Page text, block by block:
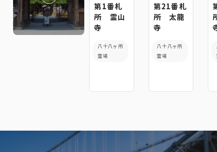
第1番札
所 霊山
寺
八十八ヶ所
霊場
第21番札
所 太龍
寺
八十八ヶ所
霊場